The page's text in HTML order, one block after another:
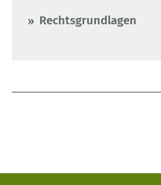
Rechtsgrundlagen